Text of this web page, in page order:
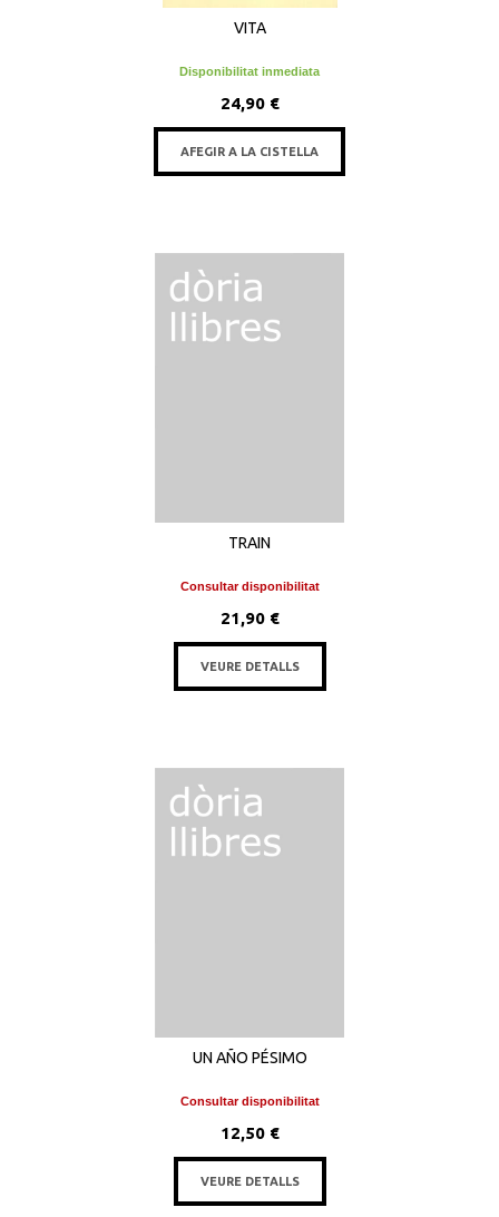
VITA
Disponibilitat inmediata
24,90 €
AFEGIR A LA CISTELLA
TRAIN
Consultar disponibilitat
21,90 €
VEURE DETALLS
UN AÑO PÉSIMO
Consultar disponibilitat
12,50 €
VEURE DETALLS